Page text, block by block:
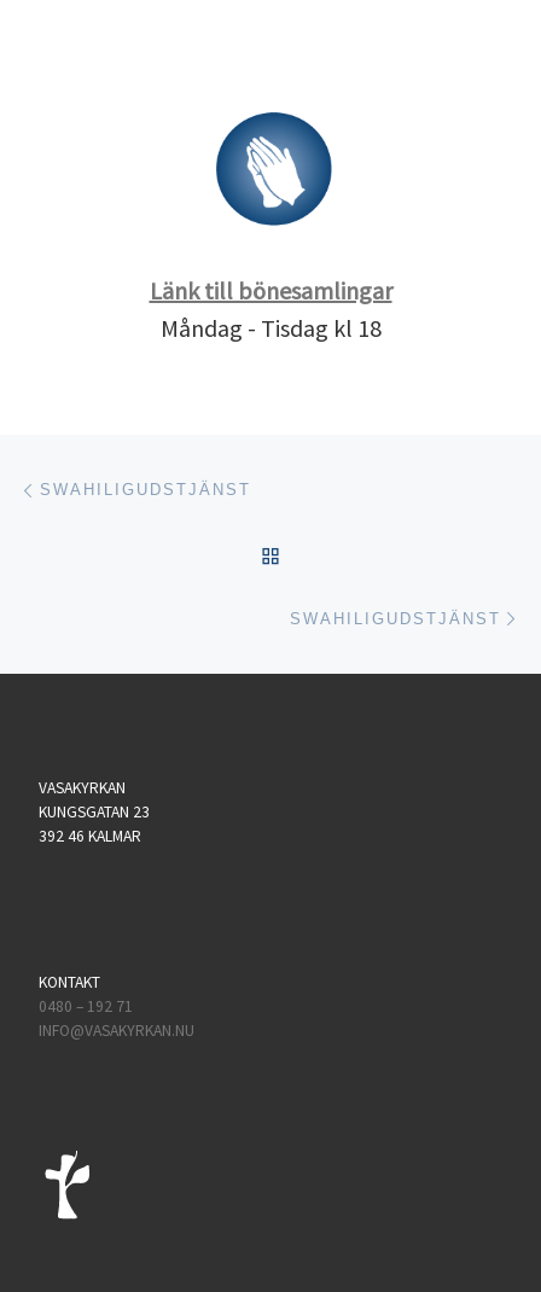
Länk till bönesamlingar
Måndag - Tisdag kl 18
Inläggsnavigering
SWAHILIGUDSTJÄNST
SWAHILIGUDSTJÄNST
VASAKYRKAN
KUNGSGATAN 23
392 46 KALMAR
KONTAKT
0480 – 192 71
INFO@VASAKYRKAN.NU